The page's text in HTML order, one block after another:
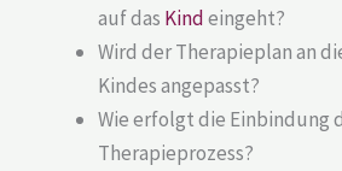
auf das Kindeingeht?
Wird der Therapieplan an
Kindes angepasst?
Wie erfolgt die Einbindung
Therapieprozess?